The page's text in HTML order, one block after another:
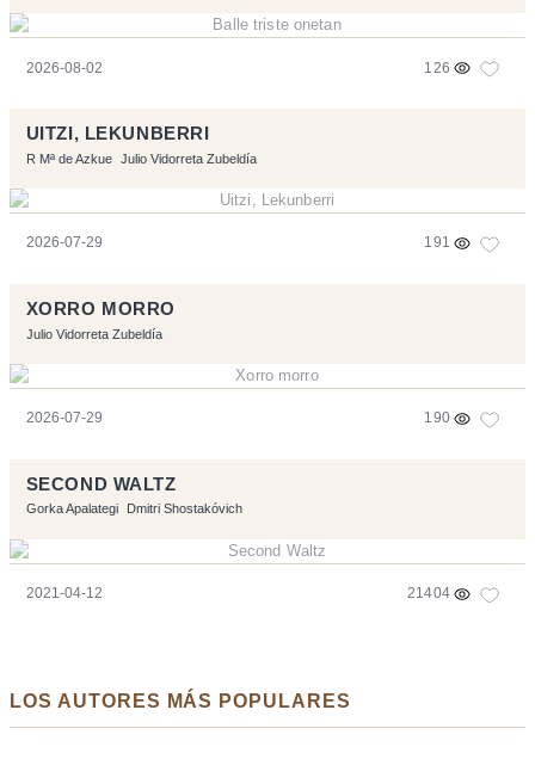
2026-08-02 126
UITZI, LEKUNBERRI
R Mª de Azkue Julio Vidorreta Zubeldía
2026-07-29 191
XORRO MORRO
Julio Vidorreta Zubeldía
2026-07-29 190
SECOND WALTZ
Gorka Apalategi Dmitri Shostakóvich
2021-04-12 21404
LOS AUTORES MÁS POPULARES